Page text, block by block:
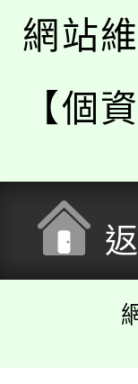
網站
【個